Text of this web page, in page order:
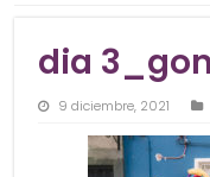
dia
9 diciembre, 2021